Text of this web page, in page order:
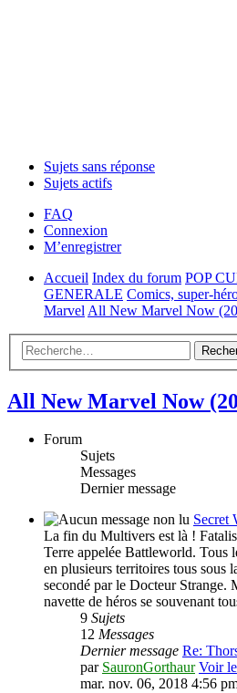
Sujets sans réponse
Sujets actifs
FAQ
Connexion
M’enregistrer
Accueil Index du forum POP
GENERALE Comics, super-
Marvel All New Marvel Now
All New Marvel Now
Forum
Sujets
Messages
Dernier message
Secret
La fin du Multivers est là !
Terre appelée Battleworld. Tous
en plusieurs territoires tous sous
secondé par le Docteur Strange.
navette de héros se souvenant
9 Sujets
12 Messages
Dernier message Re:
par SauronGorthaur Voir
mar. nov. 06, 2018 4:56